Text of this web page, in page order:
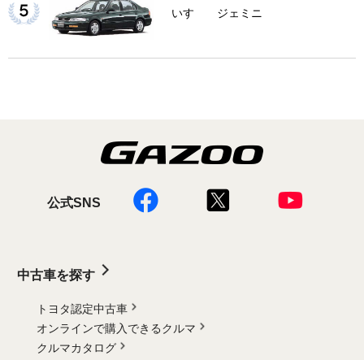
いすゞ ジェミニ
公式SNS
中古車を探す
トヨタ認定中古車
オンラインで購入できるクルマ
クルマカタログ